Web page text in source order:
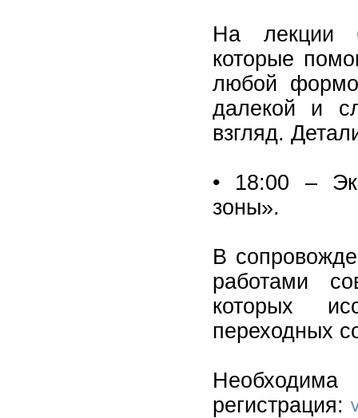
На лекции
которые
любой
далекой и
взгляд.
• 18:00 –
зоны».
В
работами
которых
переходных
регистрация: